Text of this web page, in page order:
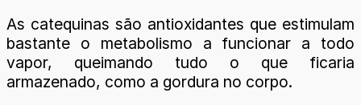
As catequinas são antioxidantes que estimulam
bastante o metabolismo a funcionar a todo
vapor, queimando tudo o que ficaria
armazenado, como a gordura no corpo.